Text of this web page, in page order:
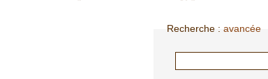
Recherche :avancée